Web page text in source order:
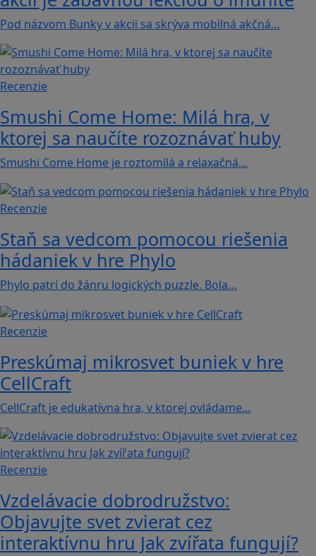
Pod názvom Bunky v akcii sa skrýva mobilná akčná…
Recenzie
Smushi Come Home: Milá hra, v
ktorej sa naučíte rozoznávať huby
Smushi Come Home je roztomilá a relaxačná…
Recenzie
Staň sa vedcom pomocou riešenia
hádaniek v hre Phylo
Phylo patrí do žánru logických puzzle. Bola…
Recenzie
Preskúmaj mikrosvet buniek v hre
CellCraft
CellCraft je edukatívna hra, v ktorej ovládame…
Recenzie
Vzdelávacie dobrodružstvo:
Objavujte svet zvierat cez
interaktívnu hru Jak zvířata fungují?